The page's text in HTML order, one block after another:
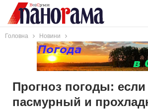
Головна Новини
Прогноз погоды: если
пасмурный и